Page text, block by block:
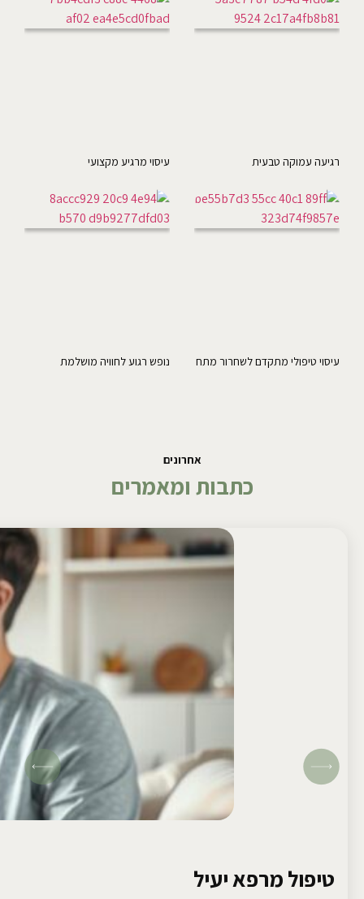
רגיעה עמוקה טבעית עיסוי מרגיע מקצועי
עיסוי טיפולי מתקדם לשחרור מתח נופש רגוע לחוויה מושלמת
אחרונים
כתבות ומאמרים
טיפול מרפא יעיל